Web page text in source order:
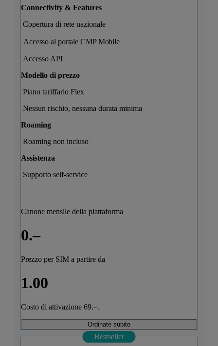
Connectivity & Features
Copertura di rete nazionale
Accesso al portale CMP Mobile
Accesso API
Modello di prezzo
Piano tariffario Flex
Nessun rischio, nessuna durata minima
Roaming
Roaming non incluso
Assistenza
Supporto self-service
Canone mensile della piattaforma
0.–
Prezzo per SIM a partire da
1.00
Costo di attivazione 69.–.
Ordinate subito
Bestseller